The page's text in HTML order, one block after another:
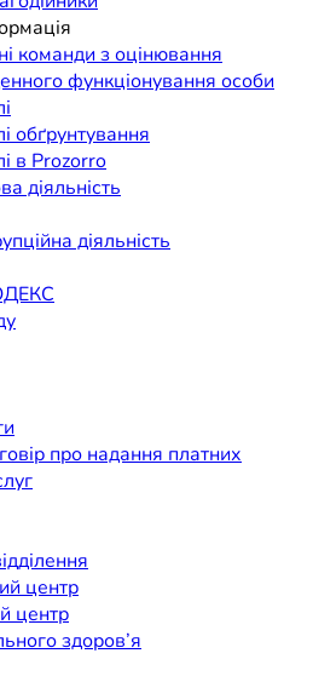
команди з оцінювання
функціонування особи
обґрунтування
в Prozorro
діяльність
діяльність
про надання платних
центр
центр
здоров’я